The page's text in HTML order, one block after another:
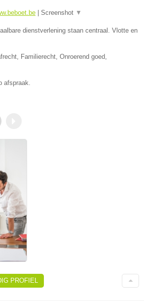
Screenshot ▼
dienstverlening staan centraal. Vlotte en
Familierecht, Onroerend goed,
afspraak.
PROFIEL